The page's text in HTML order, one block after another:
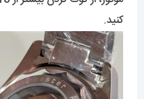
کنید.